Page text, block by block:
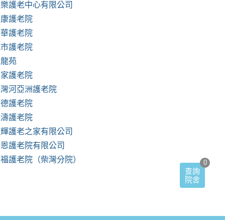
護老中心有限公司
護老院
護老院
護老院
苑
護老院
河亞洲護老院
護老院
護老院
護老之家有限公司
護老院有限公司
護老院（柴灣分院）
查詢
院舍
0